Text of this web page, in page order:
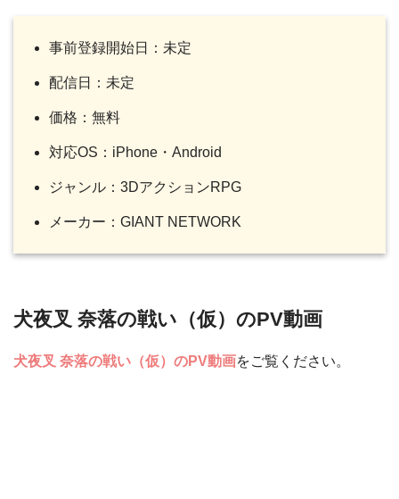
事前登録開始日：未定
配信日：未定
価格：無料
対応OS：iPhone・Android
ジャンル：3DアクションRPG
メーカー：GIANT NETWORK
犬夜叉 奈落の戦い（仮）のPV動画
犬夜叉 奈落の戦い（仮）のPV動画をご覧ください。